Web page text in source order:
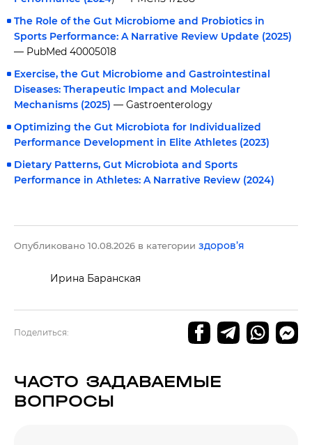
The Role of the Gut Microbiome and Probiotics in
Sports Performance: A Narrative Review Update (2025)
— PubMed 40005018
Exercise, the Gut Microbiome and Gastrointestinal
Diseases: Therapeutic Impact and Molecular
Mechanisms (2025) — Gastroenterology
Optimizing the Gut Microbiota for Individualized
Performance Development in Elite Athletes (2023)
Dietary Patterns, Gut Microbiota and Sports
Performance in Athletes: A Narrative Review (2024)
Опубликовано 10.08.2026 в категории здоров’я
Ирина Баранская
Поделиться:
ЧАСТО ЗАДАВАЕМЫЕ
ВОПРОСЫ